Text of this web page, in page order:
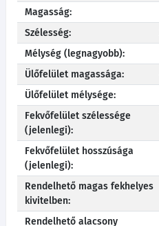
Magasság:
Szélesség:
Mélység (legnagyobb):
Ülőfelület magassága:
Ülőfelület mélysége:
Fekvőfelület szélessége
(jelenlegi):
Fekvőfelület hosszúsága
(jelenlegi):
Rendelhető magas fekhelyes
kivitelben:
Rendelhető alacsony